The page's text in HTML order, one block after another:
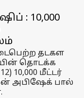
: 10,000
தடகள
தொடக்க
10,000 மீட்டர்
அபிஷேக் பால்